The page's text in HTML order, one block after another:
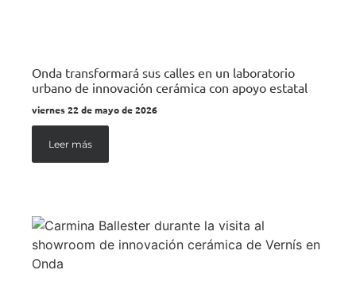
Onda transformará sus calles en un laboratorio
urbano de innovación cerámica con apoyo estatal
viernes 22 de mayo de 2026
Leer más